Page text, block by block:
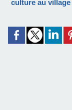
culture au village